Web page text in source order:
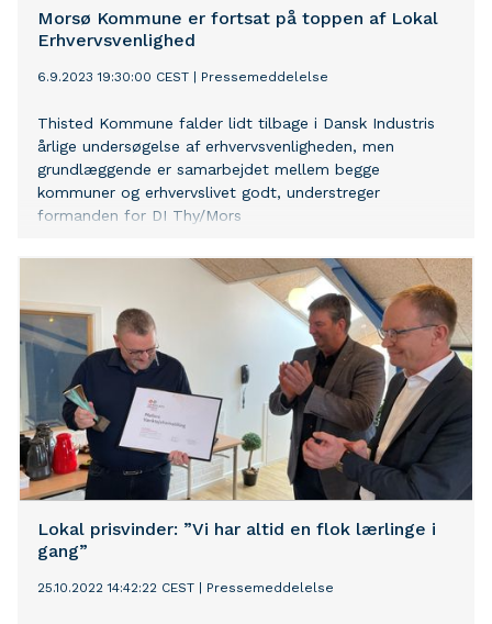
Morsø Kommune er fortsat på toppen af Lokal
Erhvervsvenlighed
6.9.2023 19:30:00 CEST Pressemeddelelse
Thisted Kommune falder lidt tilbage i Dansk Industris
årlige undersøgelse af erhvervsvenligheden, men
grundlæggende er samarbejdet mellem begge
kommuner og erhvervslivet godt, understreger
formanden for DI Thy/Mors
Lokal prisvinder: ”Vi har altid en flok lærlinge i
gang”
25.10.2022 14:42:22 CEST Pressemeddelelse